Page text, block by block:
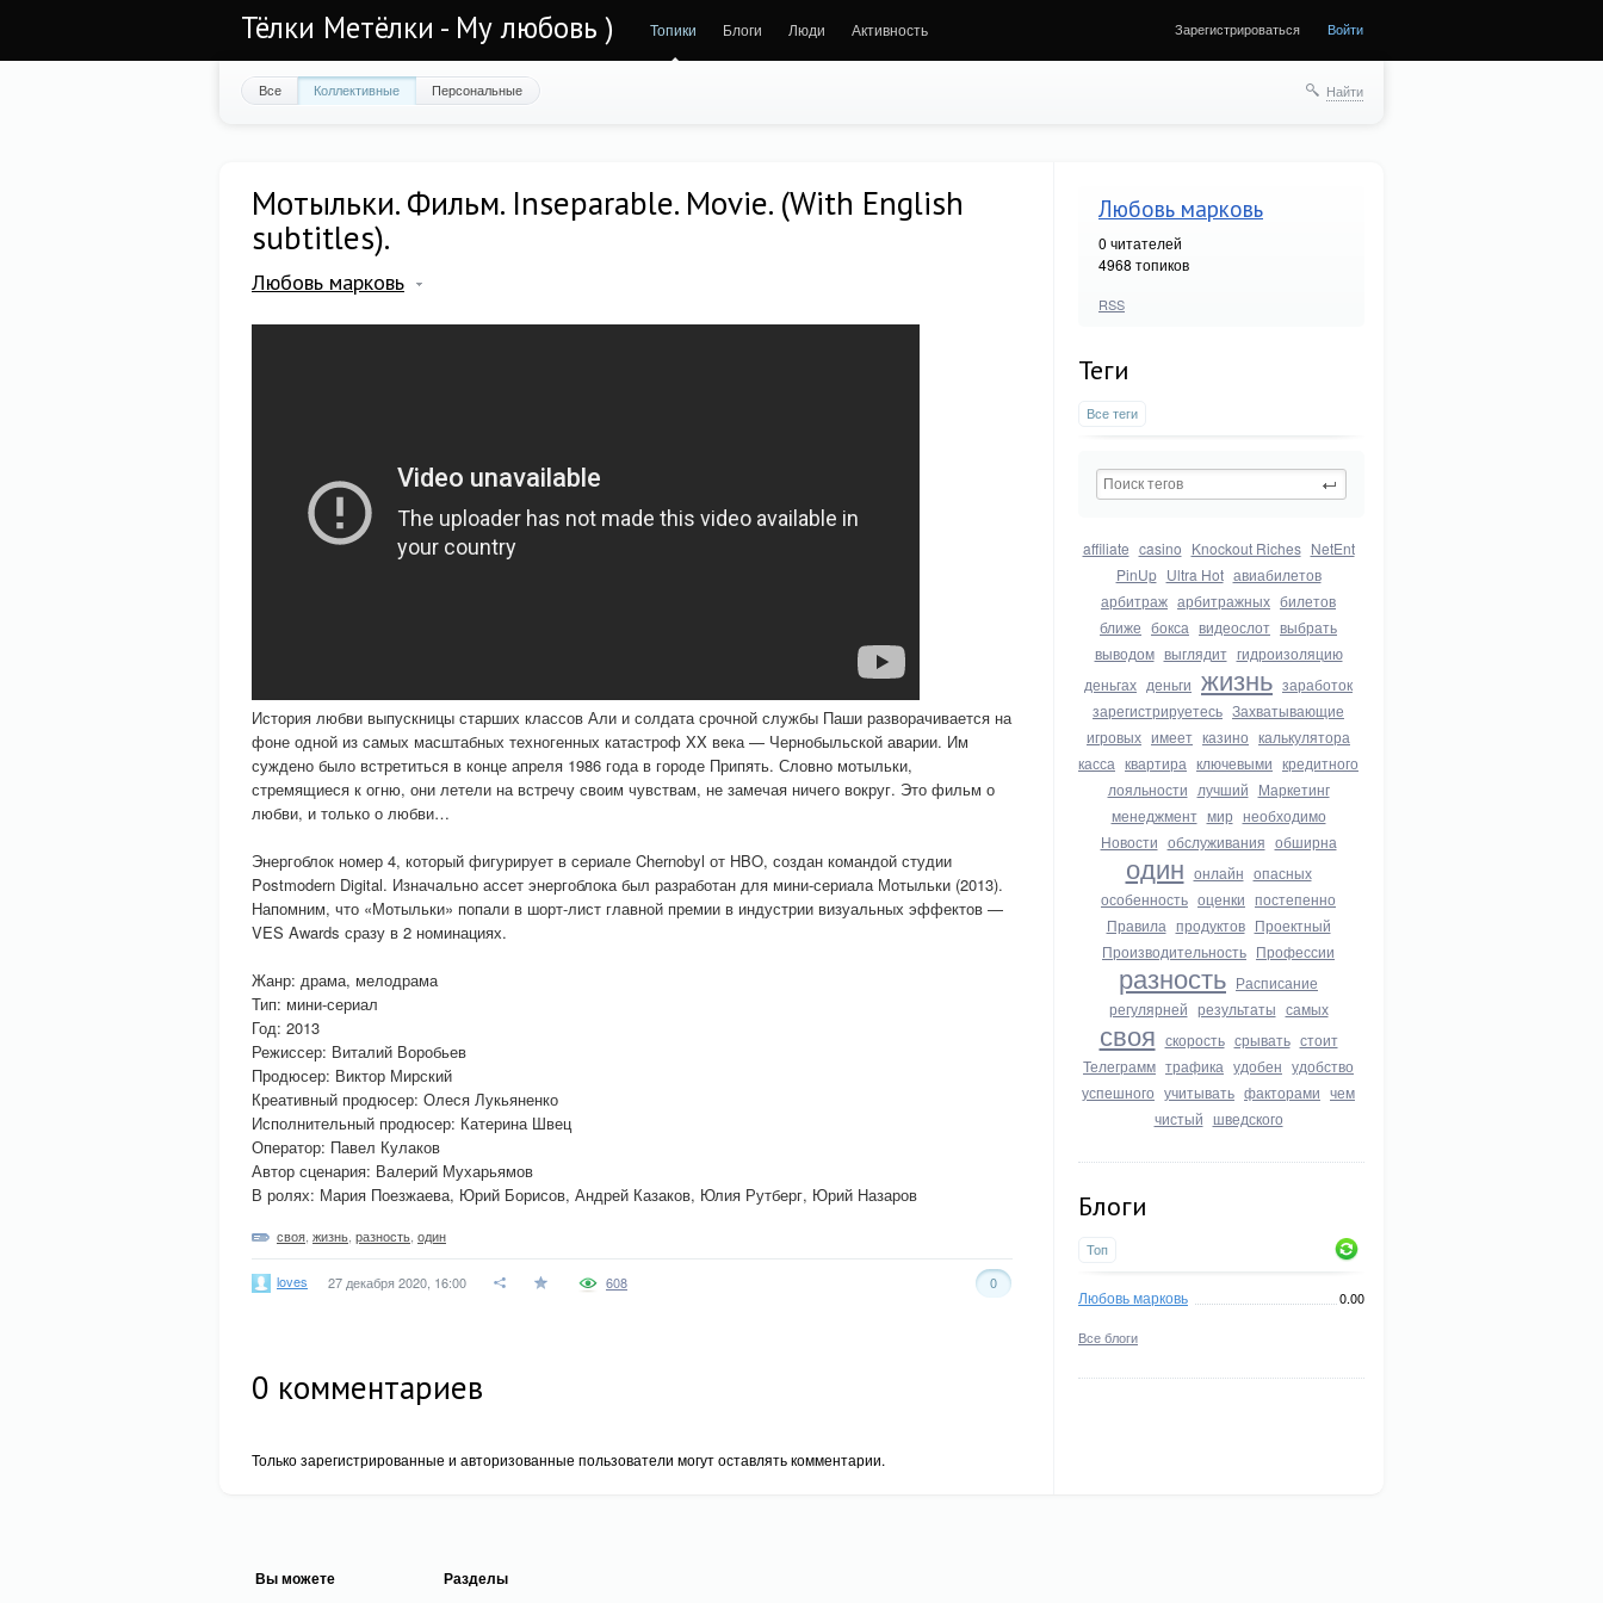
Тёлки Метёлки - Му любовь ) Топики Блоги Люди Активность Зарегистрироваться Войти
Все Коллективные Персональные Найти
Любовь марковь
0 читателей
4968 топиков
RSS
Теги
Все теги
affiliate casino Knockout Riches NetEnt
PinUp Ultra Hot авиабилетов
арбитраж арбитражных билетов
ближе бокса видеослот выбрать
выводом выглядит гидроизоляцию
деньгах деньги жизнь заработок
зарегистрируетесь Захватывающие
игровых имеет казино калькулятора
касса квартира ключевыми кредитного
лояльности лучший Маркетинг
менеджмент мир необходимо
Новости обслуживания обширна
один онлайн опасных
особенность оценки постепенно
Правила продуктов Проектный
Производительность Профессии
разность Расписание
регулярней результаты самых
своя скорость срывать стоит
Телеграмм трафика удобен удобство
успешного учитывать факторами чем
чистый шведского
Блоги
Топ
Любовь марковь 0.00
Все блоги
Мотыльки. Фильм. Inseparable. Movie. (With English
subtitles).
Любовь марковь
История любви выпускницы старших классов Али и солдата срочной службы Паши разворачивается на
фоне одной из самых масштабных техногенных катастроф XX века — Чернобыльской аварии. Им
суждено было встретиться в конце апреля 1986 года в городе Припять. Словно мотыльки,
стремящиеся к огню, они летели на встречу своим чувствам, не замечая ничего вокруг. Это фильм о
любви, и только о любви…
Энергоблок номер 4, который фигурирует в сериале Chernobyl от HBO, создан командой студии
Postmodern Digital. Изначально ассет энергоблока был разработан для мини-сериала Мотыльки (2013).
Напомним, что «Мотыльки» попали в шорт-лист главной премии в индустрии визуальных эффектов —
VES Awards сразу в 2 номинациях.
Жанр: драма, мелодрама
Тип: мини-сериал
Год: 2013
Режиссер: Виталий Воробьев
Продюсер: Виктор Мирский
Креативный продюсер: Олеся Лукьяненко
Исполнительный продюсер: Катерина Швец
Оператор: Павел Кулаков
Автор сценария: Валерий Мухарьямов
В ролях: Мария Поезжаева, Юрий Борисов, Андрей Казаков, Юлия Рутберг, Юрий Назаров
своя жизнь разность один
loves 27 декабря 2020, 16:00 0
608
0 комментариев
Только зарегистрированные и авторизованные пользователи могут оставлять комментарии.
Вы можете Разделы